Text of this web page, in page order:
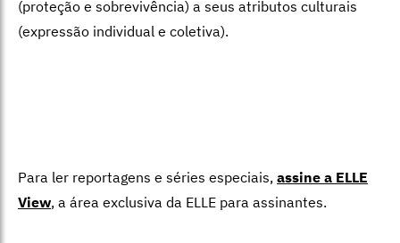
(proteção e sobrevivência) a seus atributos culturais
(expressão individual e coletiva).
Para ler reportagens e séries especiais, assine a ELLE
View, a área exclusiva da ELLE para assinantes.